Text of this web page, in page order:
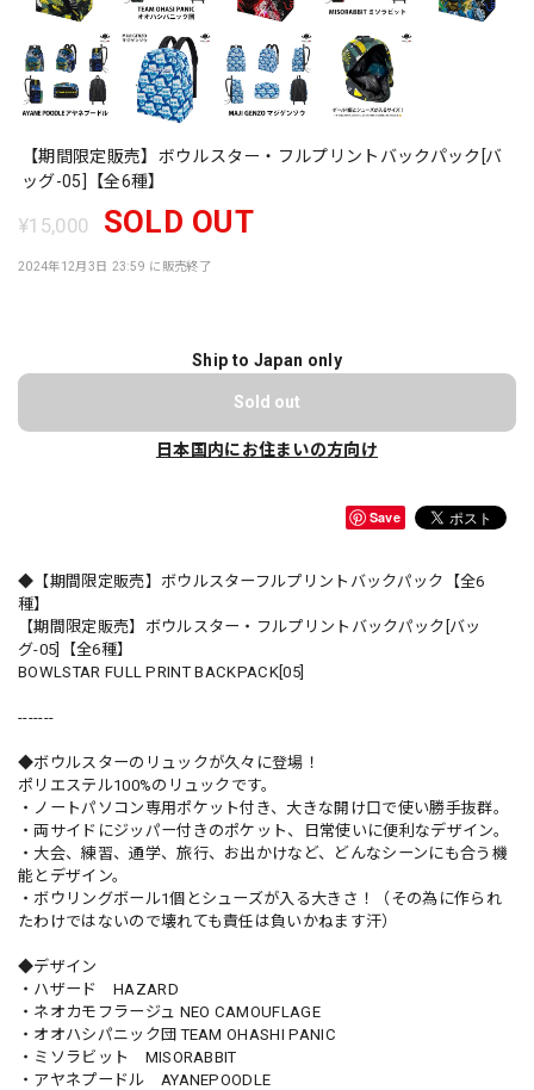
【期間限定販売】ボウルスター・フルプリントバックパック[バ
ッグ-05]【全6種】
¥15,000 SOLD OUT
2024年12月3日 23:59 に販売終了
Ship to Japan only
Sold out
日本国内にお住まいの方向け
Save
◆【期間限定販売】ボウルスターフルプリントバックパック【全6
種】
【期間限定販売】ボウルスター・フルプリントバックパック[バッ
グ-05]【全6種】
BOWLSTAR FULL PRINT BACKPACK[05]
-------
◆ボウルスターのリュックが久々に登場！
ポリエステル100%のリュックです。
・ノートパソコン専用ポケット付き、大きな開け口で使い勝手抜群。
・両サイドにジッパー付きのポケット、日常使いに便利なデザイン。
・大会、練習、通学、旅行、お出かけなど、どんなシーンにも合う機
能とデザイン。
・ボウリングボール1個とシューズが入る大きさ！（その為に作られ
たわけではないので壊れても責任は負いかねます汗）
◆デザイン
・ハザード HAZARD
・ネオカモフラージュ NEO CAMOUFLAGE
・オオハシパニック団 TEAM OHASHI PANIC
・ミソラビット MISORABBIT
・アヤネプードル AYANEPOODLE